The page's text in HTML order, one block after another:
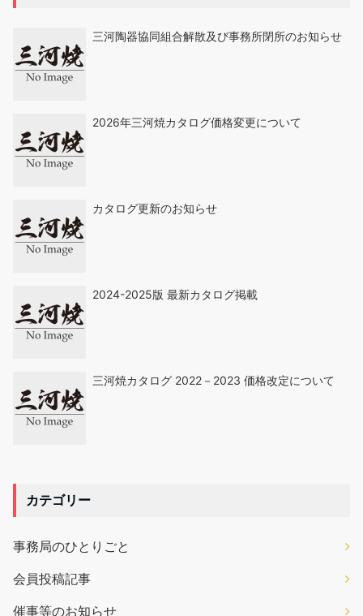
三河陶器協同組合解散及び事務所閉所のお知らせ
2026年三河焼カタログ価格変更について
カタログ更新のお知らせ
2024-2025版 最新カタログ掲載
三河焼カタログ 2022－2023 価格改定について
カテゴリー
事務局のひとりごと
会員投稿記事
催事等のお知らせ